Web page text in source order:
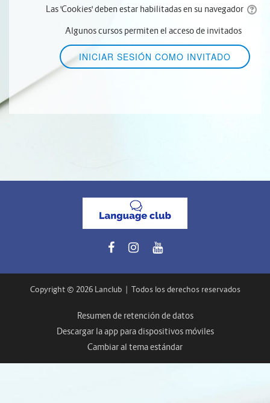
Las 'Cookies' deben estar habilitadas en su navegador
Algunos cursos permiten el acceso de invitados
Copyright © 2026 Lanclub | Todos los derechos reservados
Resumen de retención de datos
Descargar la app para dispositivos móviles
Cambiar al tema estándar